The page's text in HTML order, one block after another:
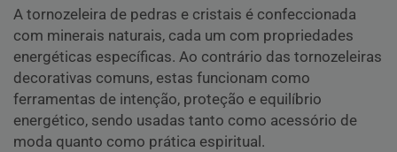
A tornozeleira de pedras e cristais é confeccionada
com minerais naturais, cada um com propriedades
energéticas específicas. Ao contrário das tornozeleiras
decorativas comuns, estas funcionam como
ferramentas de intenção, proteção e equilíbrio
energético, sendo usadas tanto como acessório de
moda quanto como prática espiritual.